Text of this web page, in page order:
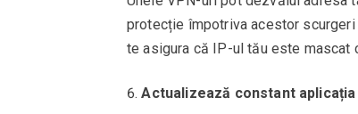
protecție împotriva acestor
te asigura că IP-ul tău este mascat
Actualizează constant aplicația